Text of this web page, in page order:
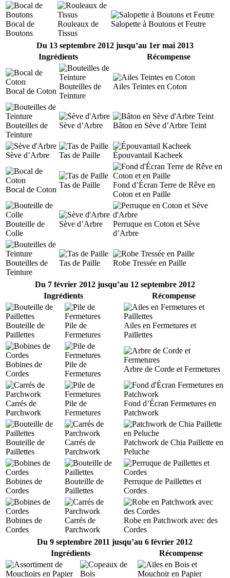
Bocal de
Boutons
Rouleaux de
Tissus
Salopette à Boutons et Feutre
Du 13 septembre 2012 jusqu’au 1er mai 2013
Ingrédients
Récompense
Bocal de Coton
Bouteilles de
Teinture
Ailes Teintes en Coton
Bouteilles de
Teinture
Sève d’Arbre Bâton en Sève d’Arbre Teint
Sève d’Arbre Tas de Paille Épouvantail Kacheek
Bocal de Coton
Tas de Paille
Fond d’Écran Terre de Rêve en
Coton et en Paille
Bouteille de
Colle
Sève d’Arbre
Perruque en Coton et Sève
d’Arbre
Bouteilles de
Teinture
Tas de Paille Robe Tressée en Paille
Du 7 février 2012 jusqu’au 12 septembre 2012
Ingrédients
Récompense
Bouteille de
Paillettes
Pile de
Fermetures
Ailes en Fermetures et
Paillettes
Bobines de
Cordes
Pile de
Fermetures
Arbre de Corde et Fermetures
Carrés de
Parchwork
Pile de
Fermetures
Fond d’Écran Fermetures en
Patchwork
Bouteille de
Paillettes
Carrés de
Parchwork
Patchwork de Chia Paillette en
Peluche
Bobines de
Cordes
Bouteille de
Paillettes
Perruque de Paillettes et
Cordes
Bobines de
Cordes
Carrés de
Parchwork
Robe en Patchwork avec des
Cordes
Du 9 septembre 2011 jusqu’au 6 février 2012
Ingrédients
Récompense